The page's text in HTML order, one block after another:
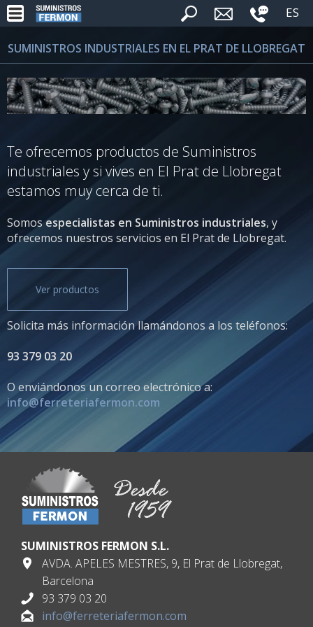
ES
SUMINISTROS INDUSTRIALES EN EL PRAT DE LLOBREGAT
Te ofrecemos productos de Suministros
industriales y si vives en El Prat de Llobregat
estamos muy cerca de ti.
Somosespecialistas en Suministros industriales, y
ofrecemos nuestros servicios en El Prat de Llobregat.
Ver productos
Solicita más información llamándonos a los teléfonos:
93 379 03 20
O enviándonos un correo electrónico a:
info@ferreteriafermon.com
SUMINISTROS FERMON S.L.
AVDA. APELES MESTRES, 9, El Prat de Llobregat,
Barcelona
93 379 03 20
info@ferreteriafermon.com